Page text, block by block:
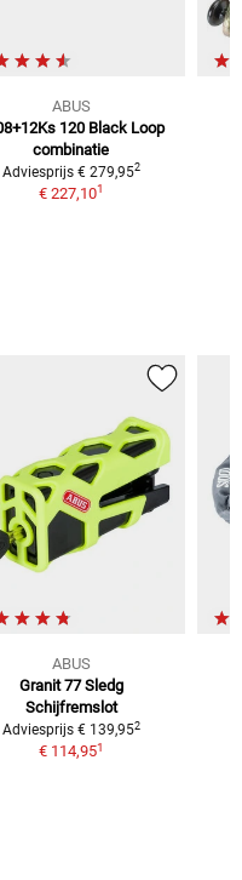
ABUS
120 Black Loop
combinatie
Adviesprijs € 279,952
€ 227,101
ABUS
Granit 77 Sledg
Schijfremslot
Adviesprijs € 139,952
€ 114,951